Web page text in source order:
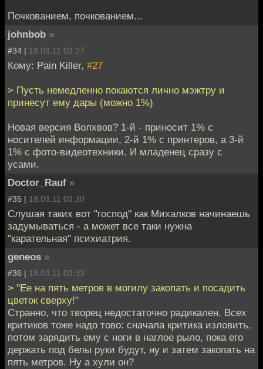
Почкованием, почкованием...
johnbob »
#34 | 18.03.11 03:27
Кому: Pain Killer, #27
> Пусть немедленно покаются лично мэжтру и
принесут ему дары (можно 1%)
Новая версия Волхвов? 1-й - приносит 1% с
носителей информации, 2-й 1% с принтеров, а 3-й
1% с фото-видеотехники. И младенец сразу с
усами.
Doctor_Rauf »
#35 | 18.03.11 03:30
Слушая таких вот "господ" как Михалков начинаешь
задумываться - а может все таки нужна
"карательная" психиатрия.
geneos »
#36 | 18.03.11 03:33
> "Ее на пять метров в могилу закопать и посадить
цветок сверху!"
Странно, что творец недостаточно радикален. Всех
критиков тоже надо тово: сначала критика изловить,
потом зарядить ему с ноги в наглое рыло, пока его
держать под белы руки будут, ну и затем закопать на
пять метров. Ну а хули он?